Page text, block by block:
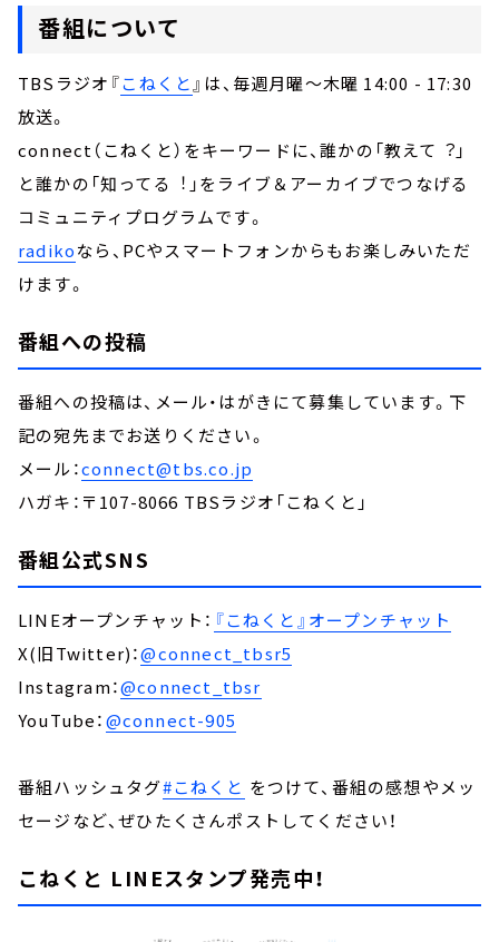
番組について
TBSラジオ『こねくと 』は、毎週月曜～木曜 14:00 - 17:30
放送。
connect（こねくと）をキーワードに、誰かの「教えて︖」
と誰かの「知ってる︕」をライブ＆アーカイブでつなげる
コミュニティプログラムです。
radikoなら、PCやスマートフォンからもお楽しみいただ
けます。
番組への投稿
番組への投稿は、メール・はがきにて募集しています。下
記の宛先までお送りください。
メール：connect@tbs.co.jp
ハガキ：〒107-8066 TBSラジオ「こねくと」
番組公式SNS
LINEオープンチャット： 『こねくと』オープンチャット
X(旧Twitter)：@connect_tbsr5
Instagram：@connect_tbsr
YouTube：@connect-905
番組ハッシュタグ#こねくと をつけて、番組の感想やメッ
セージなど、ぜひたくさんポストしてください！
こねくと LINEスタンプ発売中！